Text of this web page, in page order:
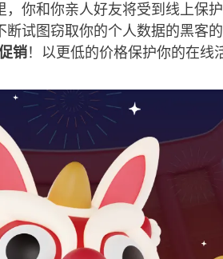
你和你亲人好友将受到线上保
断试图窃取你的个人数据的黑客
销！以更低的价格保护你的在线